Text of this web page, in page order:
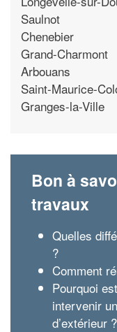
Saulnot
Chenebier
Grand-Charmont
Arbouans
Saint-Maurice-
Granges-la-Ville
Bon à
travaux
Quelles
?
Comment
Pourquoi
intervenir
d’extérieur ?